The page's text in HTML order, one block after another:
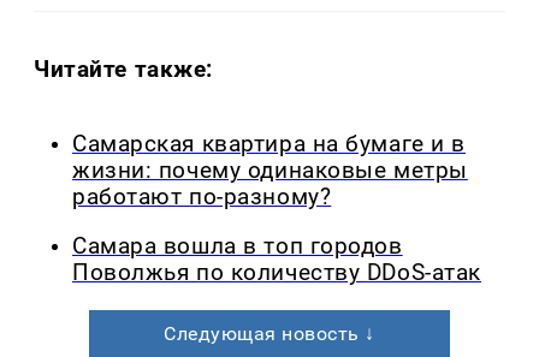
Читайте также:
Самарская квартира на бумаге и в
жизни: почему одинаковые метры
работают по-разному?
Самара вошла в топ городов
Поволжья по количеству DDoS-атак
Следующая новость ↓